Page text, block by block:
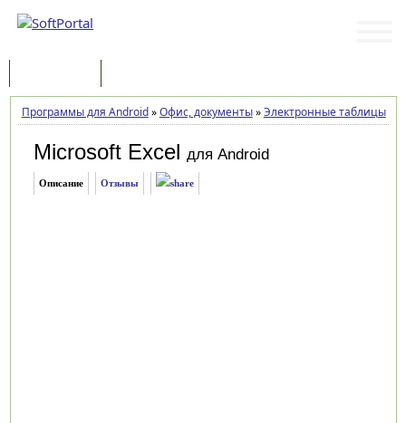
Программы для Android»Офис, документы»Электронные таблицы
Microsoft Excel для Android
Описание Отзывы